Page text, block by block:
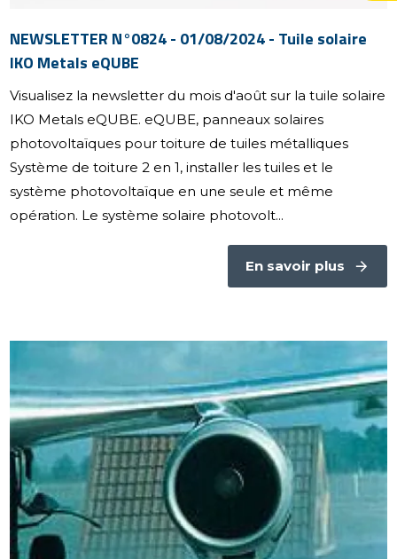
NEWSLETTER N°0824 - 01/08/2024 - Tuile solaire
IKO Metals eQUBE
Visualisez la newsletter du mois d'août sur la tuile solaire
IKO Metals eQUBE. eQUBE, panneaux solaires
photovoltaïques pour toiture de tuiles métalliques
Système de toiture 2 en 1, installer les tuiles et le
système photovoltaïque en une seule et même
opération. Le système solaire photovolt...
En savoir plus